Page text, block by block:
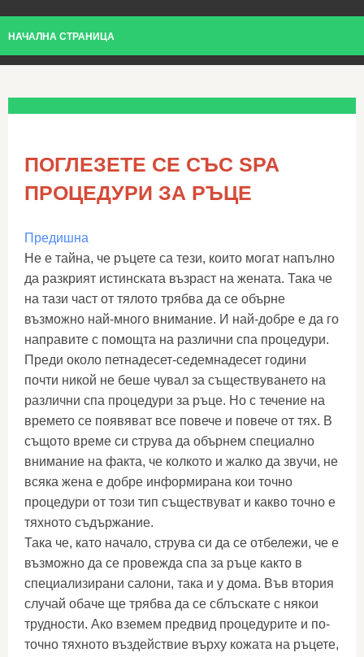
НАЧАЛНА СТРАНИЦА
ПОГЛЕЗЕТЕ СЕ СЪС SPA
ПРОЦЕДУРИ ЗА РЪЦЕ
Предишна
Не е тайна, че ръцете са тези, които могат напълно
да разкрият истинската възраст на жената. Така че
на тази част от тялото трябва да се обърне
възможно най-много внимание. И най-добре е да го
направите с помощта на различни спа процедури.
Преди около петнадесет-седемнадесет години
почти никой не беше чувал за съществуването на
различни спа процедури за ръце. Но с течение на
времето се появяват все повече и повече от тях. В
същото време си струва да обърнем специално
внимание на факта, че колкото и жалко да звучи, не
всяка жена е добре информирана кои точно
процедури от този тип съществуват и какво точно е
тяхното съдържание.
Така че, като начало, струва си да се отбележи, че е
възможно да се провежда спа за ръце както в
специализирани салони, така и у дома. Във втория
случай обаче ще трябва да се сблъскате с някои
трудности. Ако вземем предвид процедурите и по-
точно тяхното въздействие върху кожата на ръцете,